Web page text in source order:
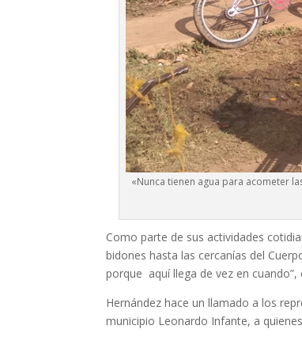
«Nunca tienen agua para acometer
Como parte de sus actividades
bidones hasta las cercanías del
porque aquí llega de vez en cuando”,
Hernández hace un llamado a los
municipio Leonardo Infante, a